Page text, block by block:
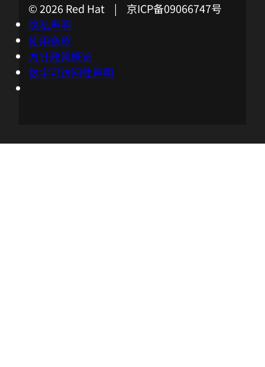
© 2026 Red Hat | 京ICP备09066747号
隐私声明
使用条款
方针政策概览
数字可访问性声明